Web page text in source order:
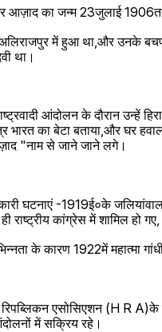
आज़ाद का जन्म 23जुलाई
में हुआ था,और उनके बचपन
था।
आंदोलन के दौरान उन्हें
का बेटा बताया,और घर
"नाम से जाने जाने लगे।
घटनाएं -1919ई०के
राष्ट्रीय कांग्रेस में शामिल हो
के कारण 1922में महात्मा
रिपब्लिकन एसोसिएशन (H R
क‌ई आंदोलनों में सक्रिय रहे।